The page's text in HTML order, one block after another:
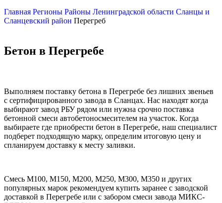
Главная Регионы Районы Ленинградской области Сланцы и
Сланцевский район Перегреб
Бетон в Перегребе
Выполняем поставку бетона в Перегребе без лишних звеньев
с сертифицированного завода в Сланцах. Нас находят когда
выбирают завод РБУ рядом или нужна срочно поставка
бетонной смеси автобетоносмесителем на участок. Когда
выбираете где приобрести бетон в Перегребе, наш специалист
подберет подходящую марку, определим итоговую цену и
спланируем доставку к месту заливки.
Смесь М100, М150, М200, М250, М300, М350 и других
популярных марок рекомендуем купить заранее с заводской
доставкой в Перегребе или с забором смеси завода МИКС-